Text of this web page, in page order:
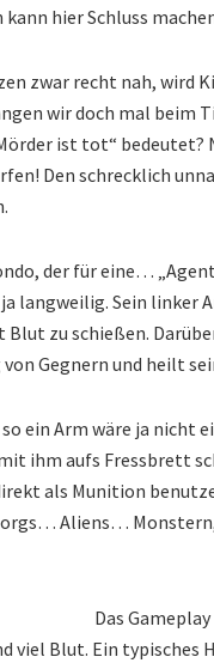
hier Schluss
zwar recht nah, wird
wir doch mal beim
ist tot“
Den schrecklich
der für eine…
langweilig. Sein
zu schießen.
Gegnern und heilt
ein Arm wäre ja
ihm aufs Fressbrett
als Munition
Aliens…
Das
viel Blut. Ein typisches